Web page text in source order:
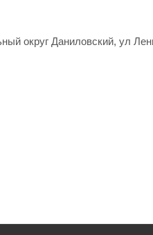
округ Даниловский, ул